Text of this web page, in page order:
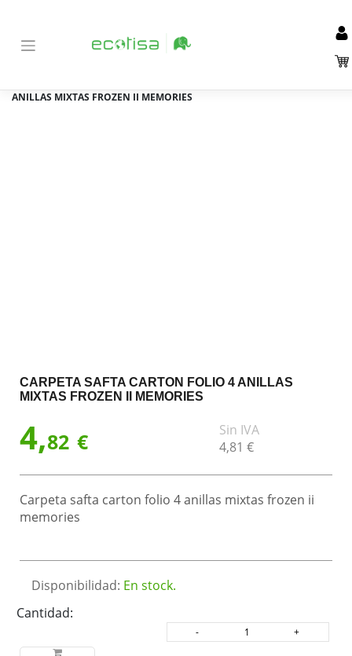
ANILLAS MIXTAS FROZEN II MEMORIES
CARPETA SAFTA CARTON FOLIO 4 ANILLAS
MIXTAS FROZEN II MEMORIES
4,82 €
Sin IVA
4,81 €
Carpeta safta carton folio 4 anillas mixtas frozen ii
memories
Disponibilidad: En stock.
Cantidad: